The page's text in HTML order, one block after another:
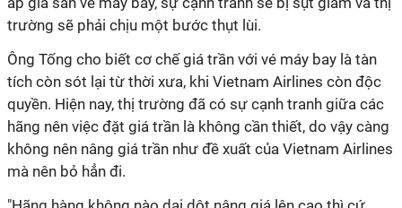
trường sẽ phải chịu một bước thụt lùi.
Ông Tống cho biết cơ chế giá trần với vé máy bay là tàn
tích còn sót lại từ thời xưa, khi Vietnam Airlines còn độc
quyền. Hiện nay, thị trường đã có sự cạnh tranh giữa các
hãng nên việc đặt giá trần là không cần thiết, do vậy càng
không nên nâng giá trần như đề xuất của Vietnam Airlines
mà nên bỏ hẳn đi.